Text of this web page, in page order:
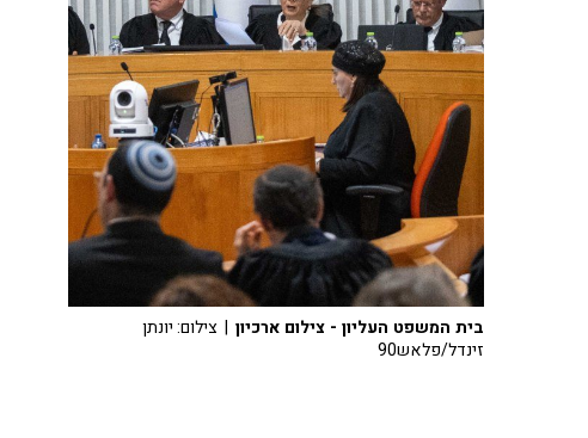
בית המשפט העליון - צילום ארכיון | צילום: יונתן
זינדל/פלאש90